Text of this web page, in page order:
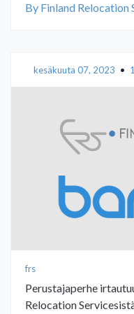
By Finland Relocation
kesäkuuta 07, 2023 •
frs
Perustajaperhe
Relocation